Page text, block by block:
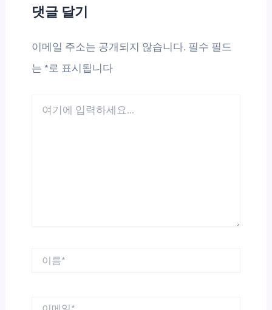
댓글 달기
이메일 주소는 공개되지 않습니다. 필수 필드
는 *로 표시됩니다